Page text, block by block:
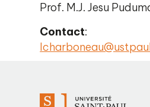
Prof. M.J. Jesu
Contact: